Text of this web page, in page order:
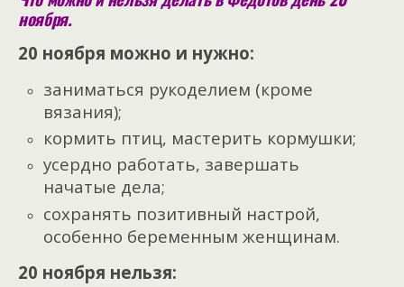
ноября.
20 ноября можно и нужно:
заниматься рукоделием (кроме
вязания);
кормить птиц, мастерить кормушки;
усердно работать, завершать
начатые дела;
сохранять позитивный настрой,
особенно беременным женщинам.
20 ноября нельзя: